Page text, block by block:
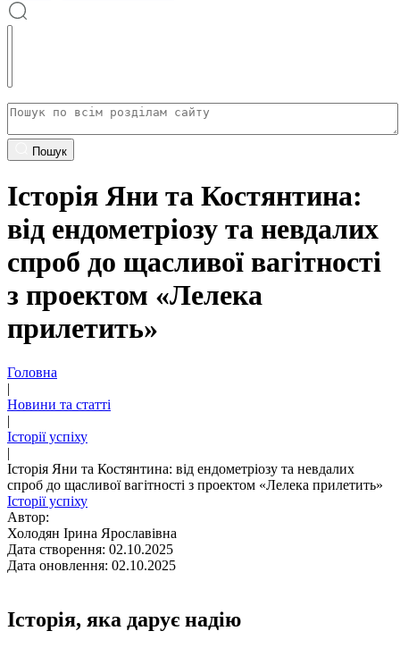
Пошук
Історія Яни та Костянтина:
від ендометріозу та невдалих
спроб до щасливої вагітності
з проектом «Лелека
прилетить»
Головна
|
Новини та статті
|
Історії успіху
|
Історія Яни та Костянтина: від ендометріозу та невдалих
спроб до щасливої вагітності з проектом «Лелека прилетить»
Історії успіху
Автор:
Холодян Ірина Ярославівна
Дата створення: 02.10.2025
Дата оновлення: 02.10.2025
Історія, яка дарує надію